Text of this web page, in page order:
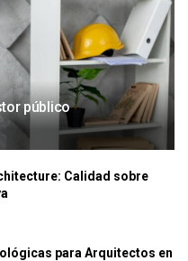
público
Calidad sobre
para Arquitectos en